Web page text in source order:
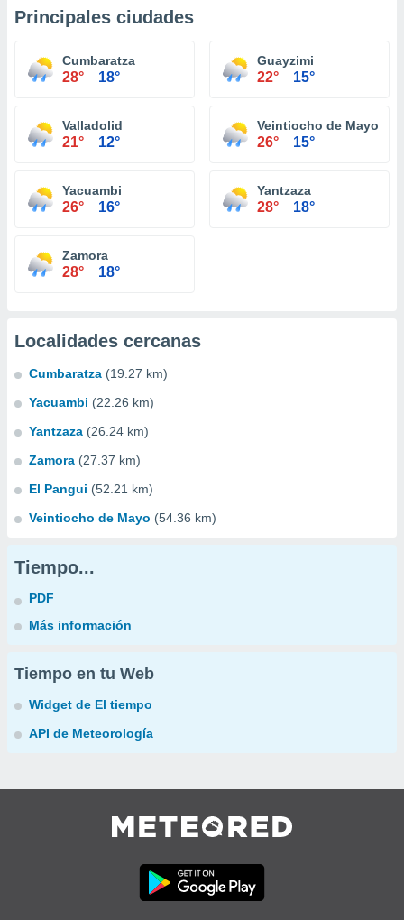
Principales ciudades
Cumbaratza
28° 18°
Guayzimi
22° 15°
Valladolid
21° 12°
Veintiocho de Mayo
26° 15°
Yacuambi
26° 16°
Yantzaza
28° 18°
Zamora
28° 18°
Localidades cercanas
Cumbaratza (19.27 km)
Yacuambi (22.26 km)
Yantzaza (26.24 km)
Zamora (27.37 km)
El Pangui (52.21 km)
Veintiocho de Mayo (54.36 km)
Tiempo...
PDF
Más información
Tiempo en tu Web
Widget de El tiempo
API de Meteorología